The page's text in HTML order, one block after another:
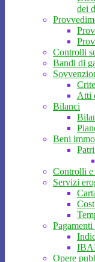
dei
Controlli
Bandi di
Atti
Bilanci
Beni
Controlli e
Servizi
Opere